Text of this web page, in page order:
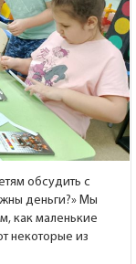
обсудить с
деньги?» Мы
как маленькие
некоторые из